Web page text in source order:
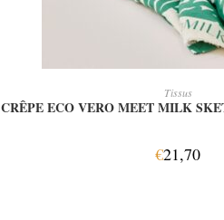
AJOUTER AU
Tissus
CRÊPE ECO VERO MEET MILK
€21,70